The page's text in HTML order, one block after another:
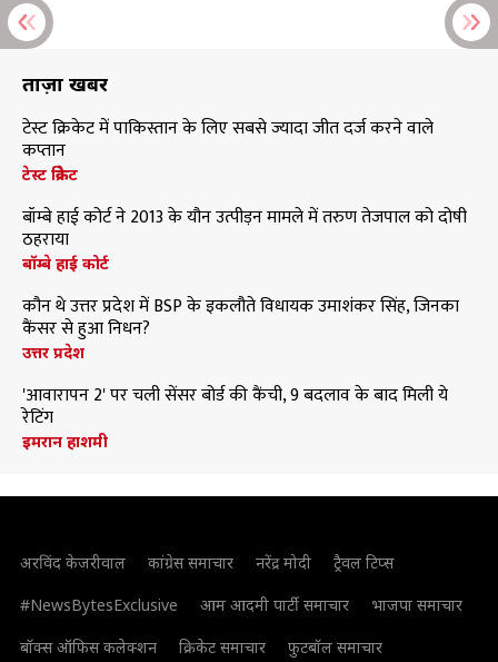
ताज़ा खबरें
टेस्ट क्रिकेट में पाकिस्तान के लिए सबसे ज्यादा जीत दर्ज करने वाले
कप्तान
टेस्ट क्रिकेट
बॉम्बे हाई कोर्ट ने 2013 के यौन उत्पीड़न मामले में तरुण तेजपाल को दोषी
ठहराया
बॉम्बे हाई कोर्ट
कौन थे उत्तर प्रदेश में BSP के इकलौते विधायक उमाशंकर सिंह, जिनका
कैंसर से हुआ निधन?
उत्तर प्रदेश
'आवारापन 2' पर चली सेंसर बोर्ड की कैंची, 9 बदलाव के बाद मिली ये
रेटिंग
इमरान हाशमी
अरविंद केजरीवाल कांग्रेस समाचार नरेंद्र मोदी
ट्रैवल टिप्स
#NewsBytesExclusive
आम आदमी पार्टी समाचार
भाजपा समाचार
बॉक्स ऑफिस कलेक्शन
क्रिकेट समाचार फुटबॉल समाचार